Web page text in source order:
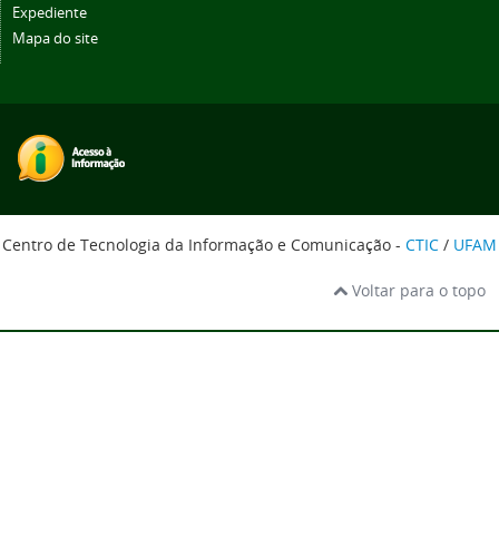
Expediente
Mapa do site
Centro de Tecnologia da Informação e Comunicação - CTIC / UFAM
Voltar para o topo